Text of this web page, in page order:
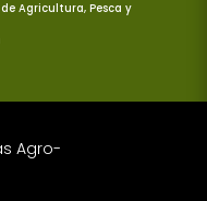
Agricultura, Pesca y
Agro-